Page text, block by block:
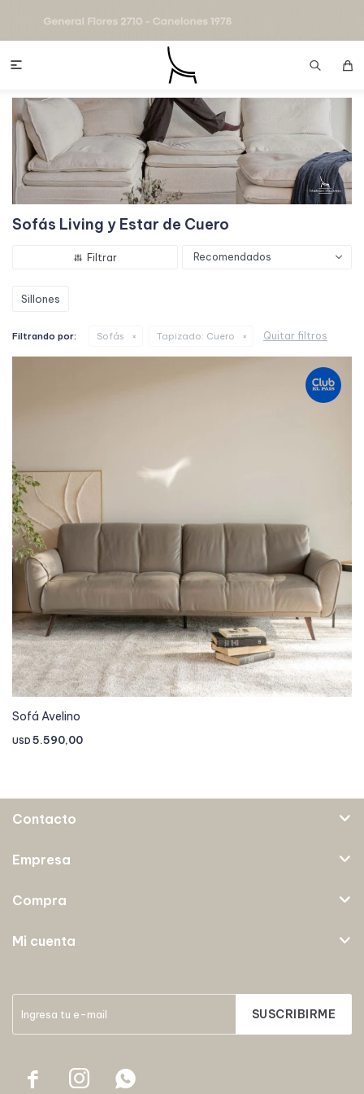

Sofás Living y Estar de Cuero
Recomendados
Sillones
Filtrando por: Sofás Tapizado: Cuero Quitar filtros
Sofá Avelino
USD 5.590,00
SUSCRIBIRME
  
Contacto
Empresa
Compra
Mi cuenta